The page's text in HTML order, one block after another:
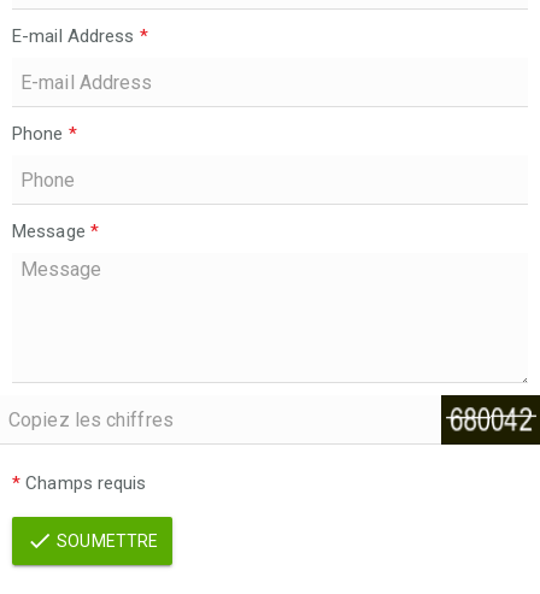
E-mail Address *
Phone *
Message *
* Champs requis
SOUMETTRE